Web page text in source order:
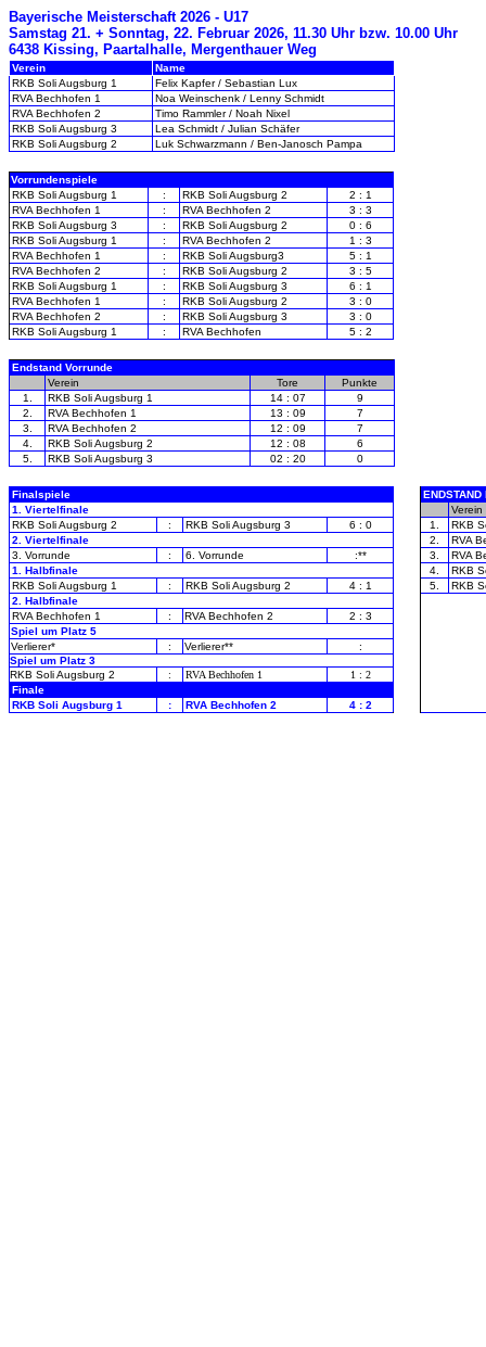
Bayerische Meisterschaft 2026 - U17
Samstag 21. + Sonntag, 22. Februar 2026, 11.30 Uhr bzw. 10.00 Uhr
6438 Kissing, Paartalhalle, Mergenthauer Weg
Verein
Name
RKB Soli Augsburg 1
Felix Kapfer / Sebastian Lux
RVA Bechhofen 1
Noa Weinschenk / Lenny Schmidt
RVA Bechhofen 2
Timo Rammler / Noah Nixel
RKB Soli Augsburg 3
Lea Schmidt / Julian Schäfer
RKB Soli Augsburg 2
Luk Schwarzmann / Ben-Janosch Pampa
Vorrundenspiele
RKB Soli Augsburg 1
: RKB Soli Augsburg 2
2 : 1
RVA Bechhofen 1
: RVA Bechhofen 2
3 : 3
RKB Soli Augsburg 3
: RKB Soli Augsburg 2
0 : 6
RKB Soli Augsburg 1
: RVA Bechhofen 2
1 : 3
RVA Bechhofen 1
: RKB Soli Augsburg3
5 : 1
RVA Bechhofen 2
: RKB Soli Augsburg 2
3 : 5
RKB Soli Augsburg 1
: RKB Soli Augsburg 3
6 : 1
RVA Bechhofen 1
: RKB Soli Augsburg 2
3 : 0
RVA Bechhofen 2
: RKB Soli Augsburg 3
3 : 0
RKB Soli Augsburg 1
: RVA Bechhofen 5 : 2
Endstand Vorrunde
Verein Tore
Punkte
1.
RKB Soli Augsburg 1 14 : 07
9
2.
RVA Bechhofen 1 13 : 09
7
3.
RVA Bechhofen 2 12 : 09
7
4.
RKB Soli Augsburg 2 12 : 08
6
5.
RKB Soli Augsburg 3 02 : 20 0
Finalspiele
1. Viertelfinale
Verein
RKB Soli Augsburg 2
: RKB Soli Augsburg 3 6 : 0 1.
RKB
2. Viertelfinale
2.
RVA
3. Vorrunde
: 6. Vorrunde :** 3.
RVA
1. Halbfinale
4.
RKB
RKB Soli Augsburg 1
: RKB Soli Augsburg 2 4 : 1 5.
RKB
2. Halbfinale
RVA Bechhofen 1
: RVA Bechhofen 2
2 : 3
Spiel um Platz 5
Verlierer*
: Verlierer**
:
Spiel um Platz 3
RKB Soli Augsburg 2
: RVA Bechhofen 1
1 : 2
Finale
RKB Soli Augsburg 1
: RVA Bechhofen 2 4 : 2